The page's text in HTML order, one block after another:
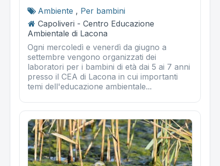
Ambiente , Per bambini
Capoliveri - Centro Educazione
Ambientale di Lacona
Ogni mercoledì e venerdì da giugno a
settembre vengono organizzati dei
laboratori per i bambini di età dai 5 ai 7 anni
presso il CEA di Lacona in cui importanti
temi dell'educazione ambientale...